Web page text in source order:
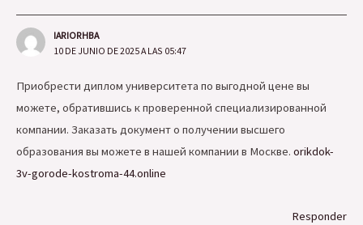
IARIORHBA
10 DE JUNIO DE 2025 A LAS 05:47
Приобрести диплом университета по выгодной цене вы
можете, обратившись к проверенной специализированной
компании. Заказать документ о получении высшего
образования вы можете в нашей компании в Москве. orikdok-
3v-gorode-kostroma-44.online
Responder